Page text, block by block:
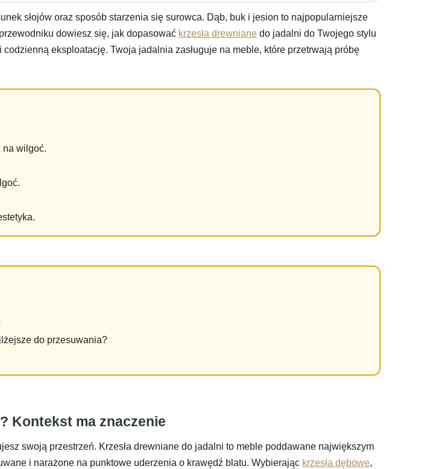
słojów oraz sposób starzenia się surowca. Dąb, buk i jesion to najpopularniejsze
dowiesz się, jak dopasować krzesła drewniane do jadalni do Twojego stylu
eksploatację. Twoja jadalnia zasługuje na meble, które przetrwają próbę
na wilgoć.
do przesuwania?
Kontekst ma znaczenie
swoją przestrzeń. Krzesła drewniane do jadalni to meble poddawane największym
i narażone na punktowe uderzenia o krawędź blatu. Wybierając krzesła dębowe,